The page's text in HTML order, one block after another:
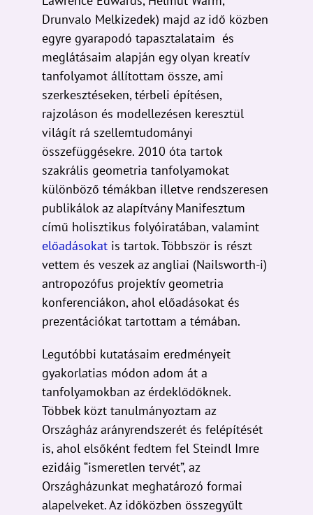
Drunvalo Melkizedek) majd az idő közben
egyre gyarapodó tapasztalataim és
meglátásaim alapján egy olyan kreatív
tanfolyamot állítottam össze, ami
szerkesztéseken, térbeli építésen,
rajzoláson és modellezésen keresztül
világít rá szellemtudományi
összefüggésekre. 2010 óta tartok
szakrális geometria tanfolyamokat
különböző témákban illetve rendszeresen
publikálok az alapítvány Manifesztum
című holisztikus folyóiratában, valamint
előadásokatis tartok. Többször is részt
vettem és veszek az angliai (Nailsworth-i)
antropozófus projektív geometria
konferenciákon, ahol előadásokat és
prezentációkat tartottam a témában.
Legutóbbi kutatásaim eredményeit
gyakorlatias módon adom át a
tanfolyamokban az érdeklődőknek.
Többek közt tanulmányoztam az
Országház arányrendszerét és felépítését
is, ahol elsőként fedtem fel Steindl Imre
ezidáig “ismeretlen tervét”, az
Országházunkat meghatározó formai
alapelveket. Az időközben összegyűlt